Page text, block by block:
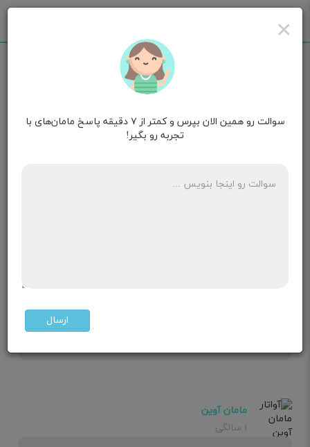
مامان علی ۱ سالگی
ندارم
بعضیا ویار ندارن عزیزم یا شایدم هنوز نفهمیدی به چی حساسی
مامان آوین
۱ سالگی
×
سوالت رو همین الان بپرس و کمتر از ۷ دقیقه پاسخ مامان‌های با
تجربه رو بگیر!
ارسال